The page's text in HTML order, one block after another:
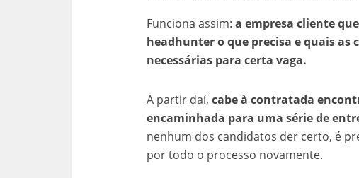
Funciona assim: a empresa cliente
headhunter o que precisa e quais as
necessárias para certa vaga.
A partir daí, cabe à contratada
encaminhada para uma série de
nenhum dos candidatos der certo, é
por todo o processo novamente.